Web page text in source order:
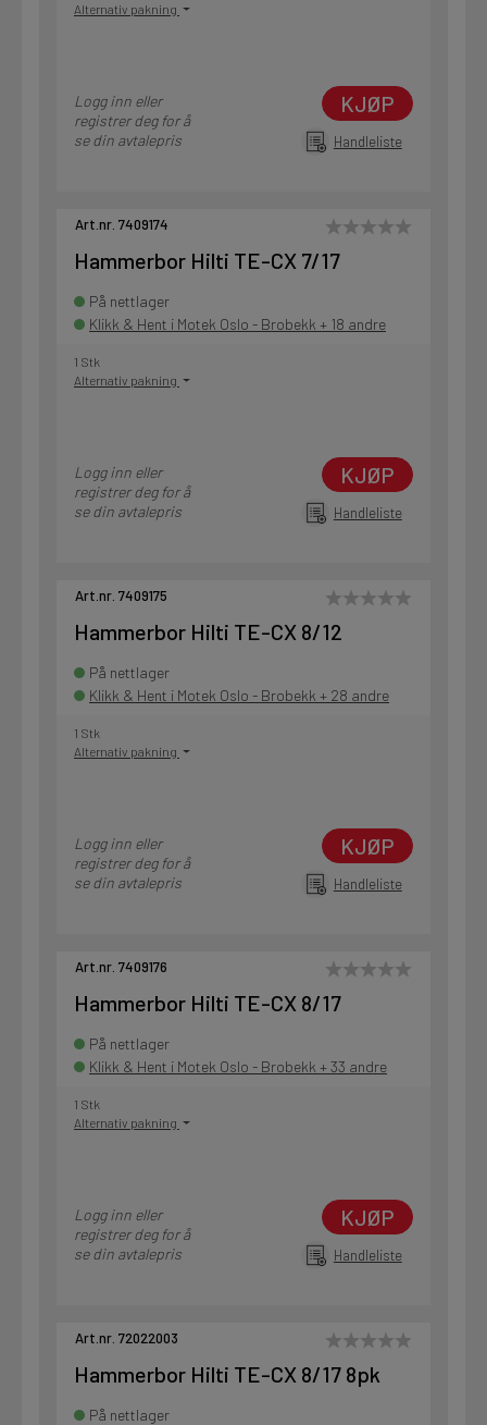
Alternativ pakning
Logg inn eller
registrer deg for å
se din avtalepris
KJØP
Handleliste
Art.nr. 7409174
Hammerbor Hilti TE-CX 7/17
På nettlager
Klikk & Hent i Motek Oslo - Brobekk + 18 andre
1 Stk
Alternativ pakning
Logg inn eller
registrer deg for å
se din avtalepris
KJØP
Handleliste
Art.nr. 7409175
Hammerbor Hilti TE-CX 8/12
På nettlager
Klikk & Hent i Motek Oslo - Brobekk + 28 andre
1 Stk
Alternativ pakning
Logg inn eller
registrer deg for å
se din avtalepris
KJØP
Handleliste
Art.nr. 7409176
Hammerbor Hilti TE-CX 8/17
På nettlager
Klikk & Hent i Motek Oslo - Brobekk + 33 andre
1 Stk
Alternativ pakning
Logg inn eller
registrer deg for å
se din avtalepris
KJØP
Handleliste
Art.nr. 72022003
Hammerbor Hilti TE-CX 8/17 8pk
På nettlager